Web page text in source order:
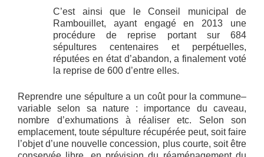
C’est ainsi que le Conseil municipal de
Rambouillet, ayant engagé en 2013 une
procédure de reprise portant sur 684
sépultures centenaires et perpétuelles,
réputées en état d’abandon, a finalement voté
la reprise de 600 d’entre elles.
Reprendre une sépulture a un coût pour la commune–
variable selon sa nature : importance du caveau,
nombre d’exhumations à réaliser etc. Selon son
emplacement, toute sépulture récupérée peut, soit faire
l’objet d’une nouvelle concession, plus courte, soit être